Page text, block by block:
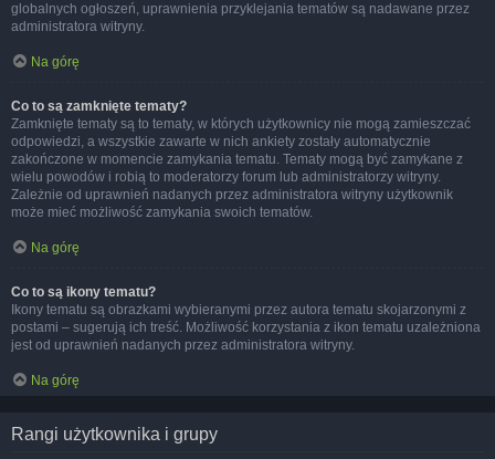
globalnych ogłoszeń, uprawnienia przyklejania tematów są nadawane przez
administratora witryny.
Na górę
Co to są zamknięte tematy?
Zamknięte tematy są to tematy, w których użytkownicy nie mogą zamieszczać
odpowiedzi, a wszystkie zawarte w nich ankiety zostały automatycznie
zakończone w momencie zamykania tematu. Tematy mogą być zamykane z
wielu powodów i robią to moderatorzy forum lub administratorzy witryny.
Zależnie od uprawnień nadanych przez administratora witryny użytkownik
może mieć możliwość zamykania swoich tematów.
Na górę
Co to są ikony tematu?
Ikony tematu są obrazkami wybieranymi przez autora tematu skojarzonymi z
postami – sugerują ich treść. Możliwość korzystania z ikon tematu uzależniona
jest od uprawnień nadanych przez administratora witryny.
Na górę
Rangi użytkownika i grupy